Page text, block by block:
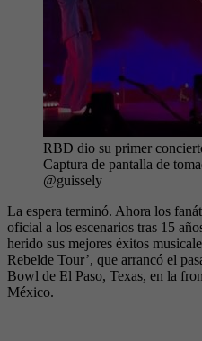
RBD dio su primer
Captura de pantalla de
@guissely
La espera terminó. Ahora los
oficial a los escenarios tras 15
herido sus mejores éxitos
Rebelde Tour’, que arrancó el
Bowl de El Paso, Texas, en la
México.